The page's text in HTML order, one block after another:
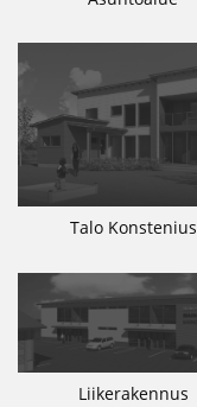
Talo Konstenius
Liikerakennus